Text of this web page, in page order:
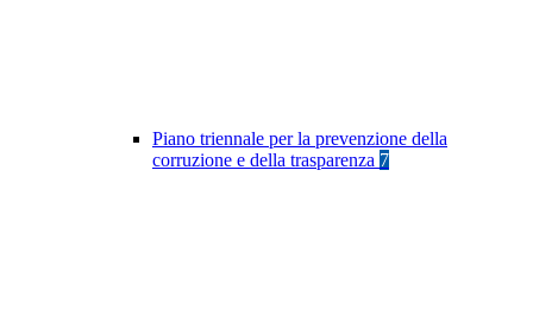
Piano triennale per la prevenzione della
corruzione e della trasparenza 7